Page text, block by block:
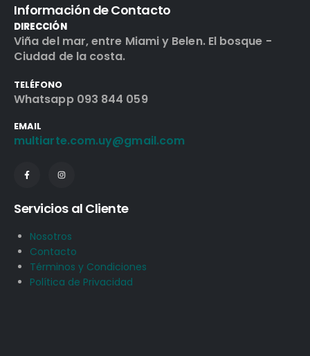
Información de Contacto
DIRECCIÓN
Viña del mar, entre Miami y Belen. El bosque -
Ciudad de la costa.
TELÉFONO
Whatsapp 093 844 059
EMAIL
multiarte.com.uy@gmail.com
Servicios al Cliente
Nosotros
Contacto
Términos y Condiciones
Política de Privacidad